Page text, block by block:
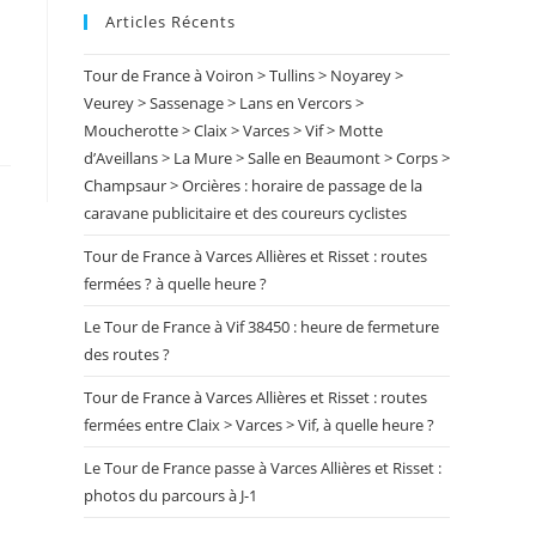
Articles Récents
Tour de France à Voiron > Tullins > Noyarey >
Veurey > Sassenage > Lans en Vercors >
Moucherotte > Claix > Varces > Vif > Motte
d’Aveillans > La Mure > Salle en Beaumont > Corps >
Champsaur > Orcières : horaire de passage de la
caravane publicitaire et des coureurs cyclistes
Tour de France à Varces Allières et Risset : routes
fermées ? à quelle heure ?
Le Tour de France à Vif 38450 : heure de fermeture
des routes ?
Tour de France à Varces Allières et Risset : routes
fermées entre Claix > Varces > Vif, à quelle heure ?
Le Tour de France passe à Varces Allières et Risset :
photos du parcours à J-1